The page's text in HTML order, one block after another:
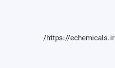
https://echemicals.ir/